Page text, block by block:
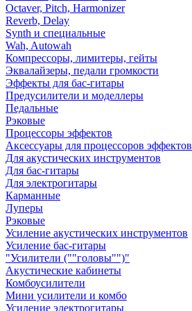
Octaver, Pitch, Harmonizer
Reverb, Delay
Synth и специальные
Wah, Autowah
Компрессоры, лимитеры, гейты
Эквалайзеры, педали громкости
Эффекты для бас-гитары
Предусилители и моделлеры
Педальные
Рэковые
Процессоры эффектов
Аксессуары для процессоров эффектов
Для акустических инструментов
Для бас-гитары
Для электрогитары
Карманные
Луперы
Рэковые
Усиление акустических инструментов
Усиление бас-гитары
"Усилители (""головы"")"
Акустические кабинеты
Комбоусилители
Мини усилители и комбо
Усиление электрогитары